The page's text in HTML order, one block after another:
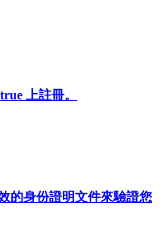
上註冊。
的身份證明文件來驗證您